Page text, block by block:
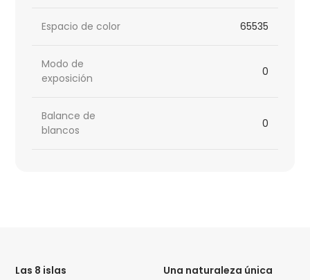
Espacio de color 65535
Modo de
exposición
0
Balance de
blancos
0
Las 8 islas
Una naturaleza única